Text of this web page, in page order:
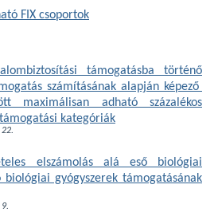
FIX csoportok
támogatásba történő
számításának alapján képező
maximálisan adható százalékos
kategóriák
elszámolás alá eső biológiai
biológiai gyógyszerek támogatásának